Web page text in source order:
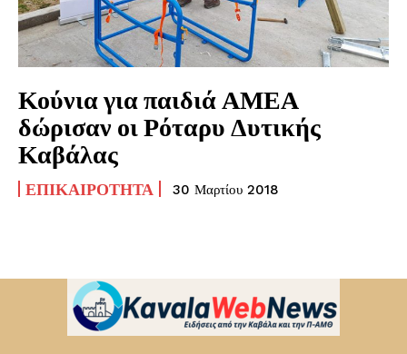
Κούνια για παιδιά ΑΜΕΑ
δώρισαν οι Ρόταρυ Δυτικής
Καβάλας
ΕΠΙΚΑΙΡΌΤΗΤΑ 30 Μαρτίου 2018